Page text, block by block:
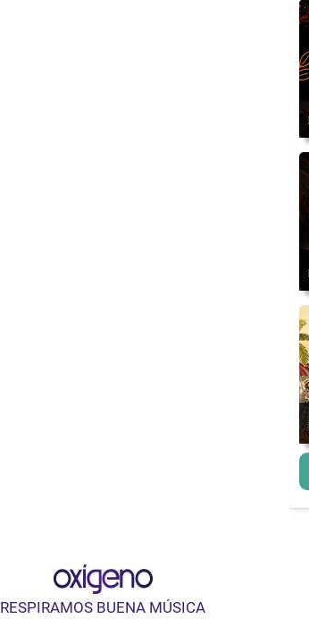
RESPIRAMOS BUENA MÚSICA